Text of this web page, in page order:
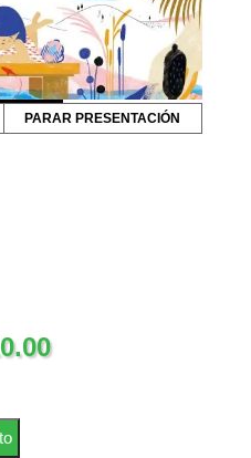
PARAR PRESENTACIÓN